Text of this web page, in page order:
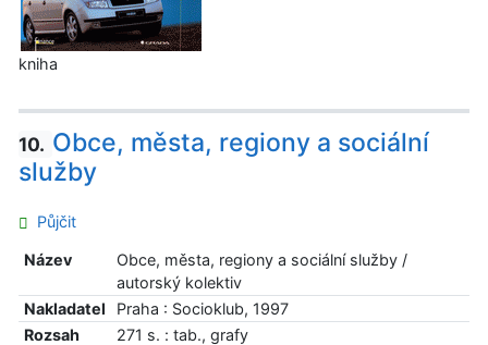
kniha
10. Obce, města, regiony a sociální
služby
Půjčit
Název
Obce, města, regiony a sociální služby /
autorský kolektiv
Nakladatel
Praha : Socioklub, 1997
Rozsah
271 s. : tab., grafy